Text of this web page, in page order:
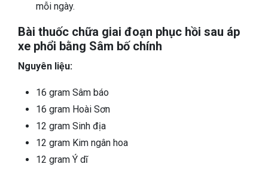
mỗi ngày.
Bài thuốc chữa giai đoạn phục hồi sau áp
xe phổi bằng Sâm bố chính
Nguyên liệu:
16 gram Sâm báo
16 gram Hoài Sơn
12 gram Sinh địa
12 gram Kim ngân hoa
12 gram Ý dĩ